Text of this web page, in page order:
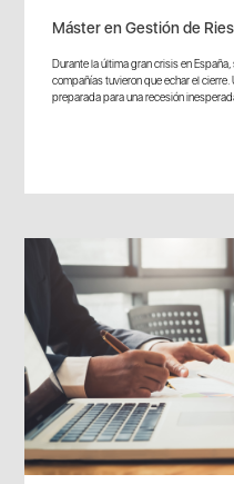
Máster en Gestión de
Durante la última gran crisis en
compañías tuvieron que echar el
preparada para una recesión inesperada